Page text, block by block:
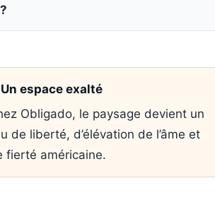
Un espace exalté
Obligado, le paysage devient un
de liberté, d’élévation de l’âme et
fierté américaine.